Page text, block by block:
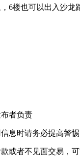
6楼也可以出入沙龙
者负责
息时请务必提高警惕
或者不见面交易，可